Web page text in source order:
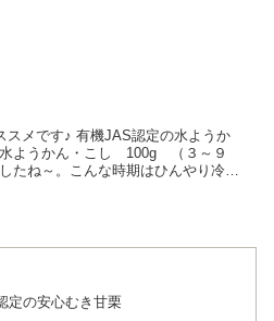
スメです♪ 有機JAS認定の水ようか
ようかん・こし 100g （３～９
たね～。こんな時期はひんやり冷た
定の安心むき甘栗